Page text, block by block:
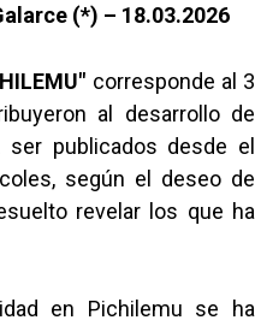
(*) – 18.03.2026
corresponde al 3
al desarrollo de
publicados desde el
según el deseo de
revelar los que ha
en Pichilemu se ha